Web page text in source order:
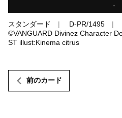
-
スタンダード D-PR/1495
©VANGUARD Divinez Character
ST illust:Kinema citrus
前のカード